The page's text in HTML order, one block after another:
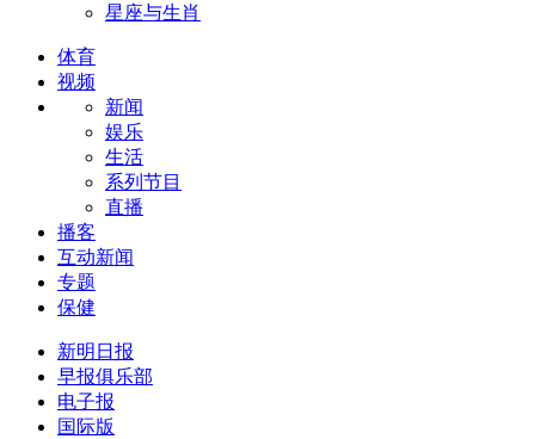
星座与生肖
体育
视频
新闻
娱乐
生活
系列节目
直播
播客
互动新闻
专题
保健
新明日报
早报俱乐部
电子报
国际版